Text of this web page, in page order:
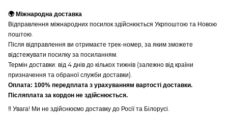
🌍 Міжнародна доставка
Відправлення міжнародних посилок здійснюється Укрпоштою та Новою
поштою.
Після відправлення ви отримаєте трек-номер, за яким зможете
відстежувати посилку за посиланням.
Термін доставки: від 4 днів до кількох тижнів (залежно від країни
призначення та обраної служби доставки).
Оплата: 100% передплата з урахуванням вартості доставки.
Післяплата за кордон не здійснюється.
‼️ Увага! Ми не здійснюємо доставку до Росії та Білорусі.